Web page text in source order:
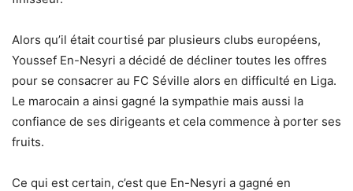
Alors qu’il était courtisé par plusieurs clubs européens,
Youssef En-Nesyri a décidé de décliner toutes les offres
pour se consacrer au FC Séville alors en difficulté en Liga.
Le marocain a ainsi gagné la sympathie mais aussi la
confiance de ses dirigeants et cela commence à porter ses
fruits.
Ce qui est certain, c’est que En-Nesyri a gagné en